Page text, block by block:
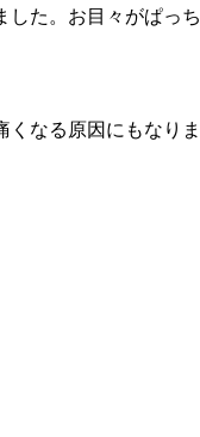
た。お目々がぱっ
なる原因にもなりま